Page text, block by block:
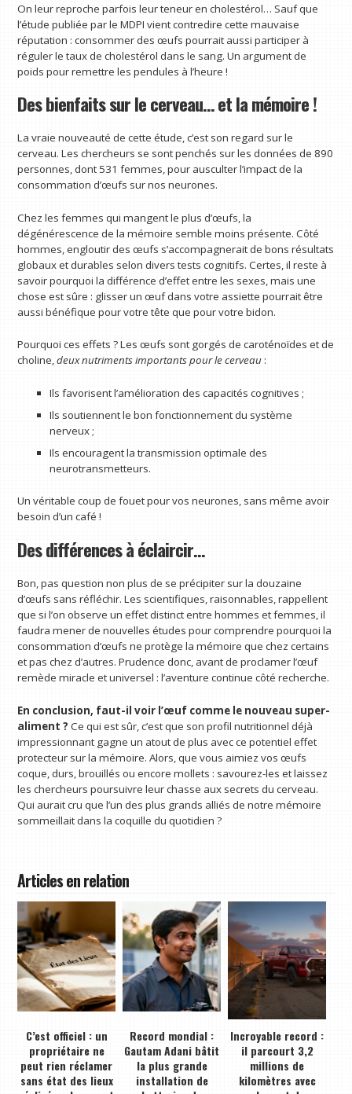
On leur reproche parfois leur teneur en cholestérol… Sauf que
l’étude publiée par le MDPI vient contredire cette mauvaise
réputation : consommer des œufs pourrait aussi participer à
réguler le taux de cholestérol dans le sang. Un argument de
poids pour remettre les pendules à l’heure !
Des bienfaits sur le cerveau… et la mémoire !
La vraie nouveauté de cette étude, c’est son regard sur le
cerveau. Les chercheurs se sont penchés sur les données de 890
personnes, dont 531 femmes, pour ausculter l’impact de la
consommation d’œufs sur nos neurones.
Chez les femmes qui mangent le plus d’œufs, la
dégénérescence de la mémoire semble moins présente. Côté
hommes, engloutir des œufs s’accompagnerait de bons résultats
globaux et durables selon divers tests cognitifs. Certes, il reste à
savoir pourquoi la différence d’effet entre les sexes, mais une
chose est sûre : glisser un œuf dans votre assiette pourrait être
aussi bénéfique pour votre tête que pour votre bidon.
Pourquoi ces effets ? Les œufs sont gorgés de caroténoïdes et de
choline,deux nutriments importants pour le cerveau :
Ils favorisent l’amélioration des capacités cognitives ;
Ils soutiennent le bon fonctionnement du système
nerveux ;
Ils encouragent la transmission optimale des
neurotransmetteurs.
Un véritable coup de fouet pour vos neurones, sans même avoir
besoin d’un café !
Des différences à éclaircir…
Bon, pas question non plus de se précipiter sur la douzaine
d’œufs sans réfléchir. Les scientifiques, raisonnables, rappellent
que si l’on observe un effet distinct entre hommes et femmes, il
faudra mener de nouvelles études pour comprendre pourquoi la
consommation d’œufs ne protège la mémoire que chez certains
et pas chez d’autres. Prudence donc, avant de proclamer l’œuf
remède miracle et universel : l’aventure continue côté recherche.
En conclusion, faut-il voir l’œuf comme le nouveau super-
aliment ? Ce qui est sûr, c’est que son profil nutritionnel déjà
impressionnant gagne un atout de plus avec ce potentiel effet
protecteur sur la mémoire. Alors, que vous aimiez vos œufs
coque, durs, brouillés ou encore mollets : savourez-les et laissez
les chercheurs poursuivre leur chasse aux secrets du cerveau.
Qui aurait cru que l’un des plus grands alliés de notre mémoire
sommeillait dans la coquille du quotidien ?
Articles en relation
C’est officiel : un
propriétaire ne
peut rien réclamer
sans état des lieux
Record mondial :
Gautam Adani bâtit
la plus grande
installation de
Incroyable record :
il parcourt 3,2
millions de
kilomètres avec